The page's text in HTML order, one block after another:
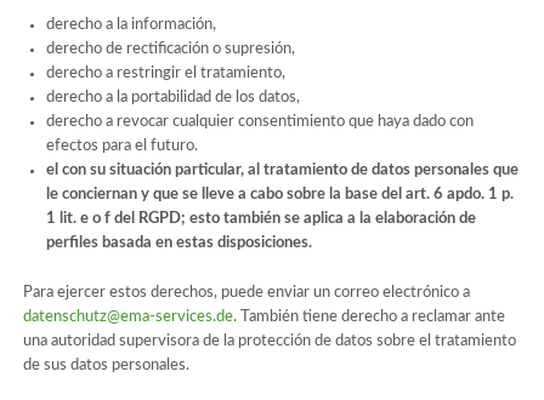
derecho a la información,
derecho de rectificación o supresión,
derecho a restringir el tratamiento,
derecho a la portabilidad de los datos,
derecho a revocar cualquier consentimiento que haya dado con
efectos para el futuro.
el con su situación particular, al tratamiento de datos personales que
le conciernan y que se lleve a cabo sobre la base del art. 6 apdo. 1 p.
1 lit. e o f del RGPD; esto también se aplica a la elaboración de
perfiles basada en estas disposiciones.
Para ejercer estos derechos, puede enviar un correo electrónico a
datenschutz@ema-services.de. También tiene derecho a reclamar ante
una autoridad supervisora de la protección de datos sobre el tratamiento
de sus datos personales.